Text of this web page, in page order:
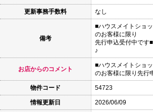
更新事務手数料 なし
備考
■ハウスメイトショ
のお客様に限り
先行申込受付中で
♪
お店からのコメント
■ハウスメイトショ
のお客様に限り先行
物件コード 54723
情報更新日 2026/06/09